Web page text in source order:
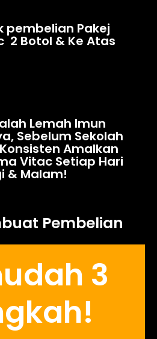
pembelian Pakej
2 Botol & Ke Atas
Lemah Imun
Sebelum Sekolah
Amalkan
Vitac Setiap Hari
& Malam!
Pembelian
3